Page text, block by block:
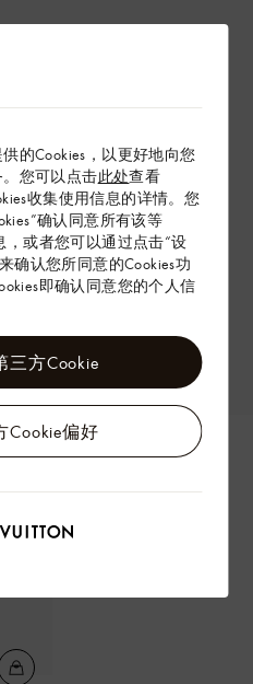
的Cookies，以更好地向您
您可以点击此处查看
收集使用信息的详情。您
确认同意所有该等
，或者您可以通过点击“设
确认您所同意的Cookies功
即确认同意您的个人信
Cookie偏好
三方Cookie